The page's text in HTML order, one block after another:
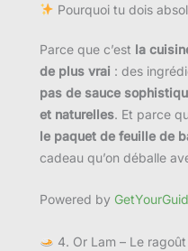
Pourquoi tu dois
Parce que c’est la
de plus vrai : des
pas de sauce
et naturelles. Et parce
le paquet de feuille de
cadeau qu’on déballe
Powered by
4. Or Lam – Le